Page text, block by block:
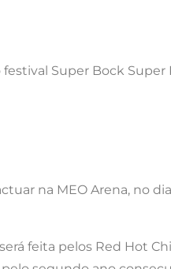
Super Bock Super
na MEO Arena, no
feita pelos Red Hot